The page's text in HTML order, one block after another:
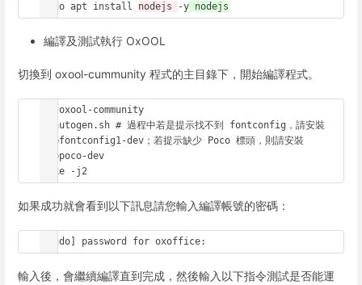
sudo apt install nodejs -y nodejs
編譯及測試執行 OxOOL
切換到 oxool-cummunity 程式的主目錄下，開始編譯程式。
cd oxool-community
./autogen.sh # 過程中若是提示找不到 fontconfig，請安裝
libfontconfig1-dev；若提示缺少 Poco 標頭，則請安裝
libpoco-dev
make -j2
如果成功就會看到以下訊息請您輸入編譯帳號的密碼：
[sudo] password for oxoffice:
輸入後，會繼續編譯直到完成，然後輸入以下指令測試是否能運